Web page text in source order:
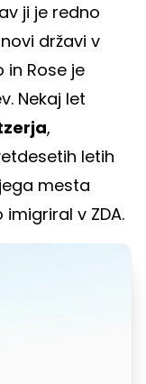
ji je redno
državi v
Rose je
Nekaj let
,
letih
mesta
v ZDA.